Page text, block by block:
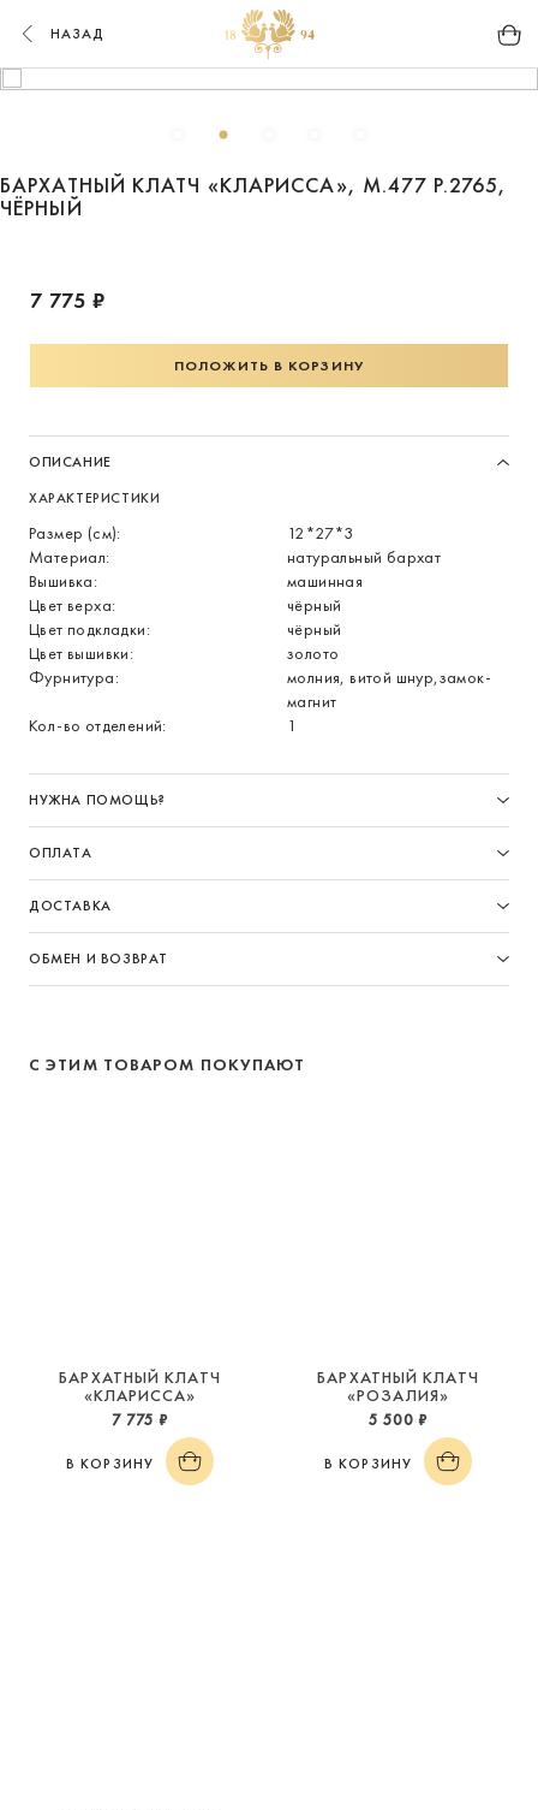
НАЗАД
БАРХАТНЫЙ КЛАТЧ «КЛАРИССА», М.477 Р.2765,
ЧЁРНЫЙ
7 775 ₽
ПОЛОЖИТЬ В КОРЗИНУ
ОПИСАНИЕ
ХАРАКТЕРИСТИКИ
Размер (см):
12*27*3
Материал:
натуральный бархат
Вышивка:
машинная
Цвет верха:
чёрный
Цвет подкладки:
чёрный
Цвет вышивки:
золото
Фурнитура:
молния, витой шнур,замок-
магнит
Кол-во отделений:
1
НУЖНА ПОМОЩЬ?
ОПЛАТА
ДОСТАВКА
ОБМЕН И ВОЗВРАТ
С ЭТИМ ТОВАРОМ ПОКУПАЮТ
БАРХАТНЫЙ КЛАТЧ
«КЛАРИССА»
7 775 ₽
В КОРЗИНУ
БАРХАТНЫЙ КЛАТЧ
«РОЗАЛИЯ»
5 500 ₽
В КОРЗИНУ